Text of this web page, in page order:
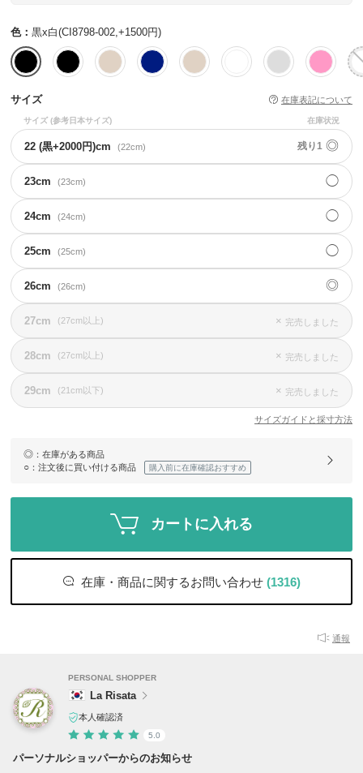
色： 黒x白(CI8798-002,+1500円)
サイズ 在庫表記について
サイズ (参考日本サイズ) 在庫状況
22 (黒+2000円)cm (22cm) 残り1 ◎
23cm (23cm) ◯
24cm (24cm) ◯
25cm (25cm) ◯
26cm (26cm) ◎
27cm (27cm以上) × 完売しました
28cm (27cm以上) × 完売しました
29cm (21cm以下) × 完売しました
サイズガイドと採寸方法
◎ ：在庫がある商品
○ ：注文後に買い付ける商品 購入前に在庫確認おすすめ
カートに入れる
在庫・商品に関するお問い合わせ (1316)
通報
PERSONAL SHOPPER
La Risata
本人確認済
5.0
パーソナルショッパーからのお知らせ